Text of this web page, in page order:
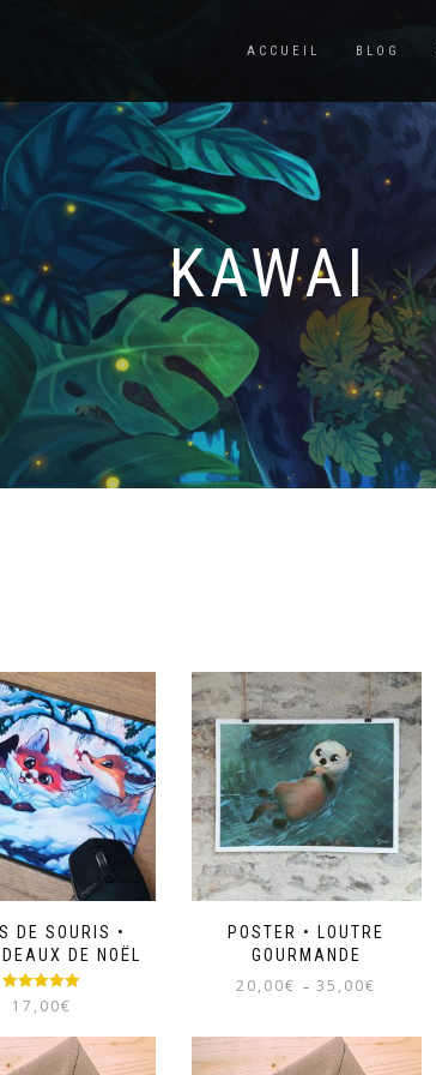
ACCUEIL BLOG
KAWAI
DE SOURIS •
DE NOËL
Note5.00
sur 5
17,00€
POSTER • LOUTRE
GOURMANDE
20,00€ – 35,00€
20,00€
à
produit
a